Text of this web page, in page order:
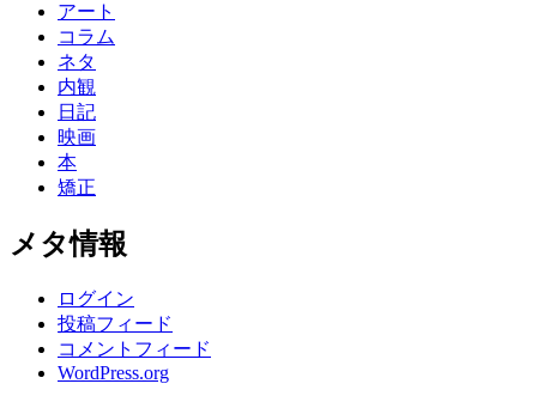
アート
コラム
ネタ
内観
日記
映画
本
矯正
メタ情報
ログイン
投稿フィード
コメントフィード
WordPress.org